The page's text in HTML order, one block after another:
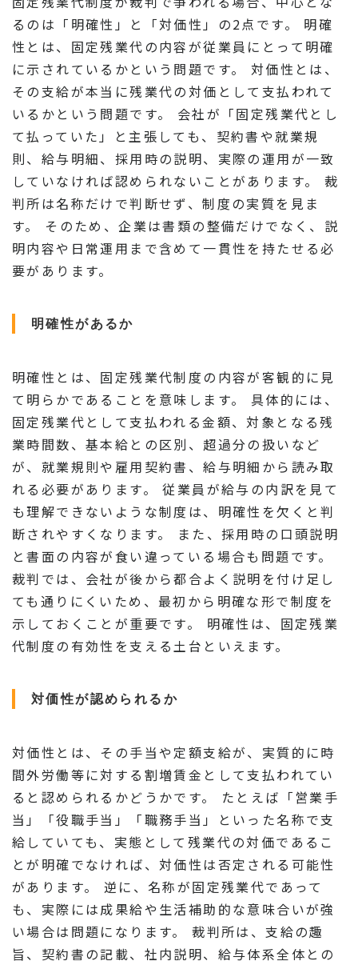
るのは「明確性」と「対価性」の2点です。 明確
性とは、固定残業代の内容が従業員にとって明確
に示されているかという問題です。 対価性とは、
その支給が本当に残業代の対価として支払われて
いるかという問題です。 会社が「固定残業代とし
て払っていた」と主張しても、契約書や就業規
則、給与明細、採用時の説明、実際の運用が一致
していなければ認められないことがあります。 裁
判所は名称だけで判断せず、制度の実質を見ま
す。 そのため、企業は書類の整備だけでなく、説
明内容や日常運用まで含めて一貫性を持たせる必
要があります。
明確性があるか
明確性とは、固定残業代制度の内容が客観的に見
て明らかであることを意味します。 具体的には、
固定残業代として支払われる金額、対象となる残
業時間数、基本給との区別、超過分の扱いなど
が、就業規則や雇用契約書、給与明細から読み取
れる必要があります。 従業員が給与の内訳を見て
も理解できないような制度は、明確性を欠くと判
断されやすくなります。 また、採用時の口頭説明
と書面の内容が食い違っている場合も問題です。
裁判では、会社が後から都合よく説明を付け足し
ても通りにくいため、最初から明確な形で制度を
示しておくことが重要です。 明確性は、固定残業
代制度の有効性を支える土台といえます。
対価性が認められるか
対価性とは、その手当や定額支給が、実質的に時
間外労働等に対する割増賃金として支払われてい
ると認められるかどうかです。 たとえば「営業手
当」「役職手当」「職務手当」といった名称で支
給していても、実態として残業代の対価であるこ
とが明確でなければ、対価性は否定される可能性
があります。 逆に、名称が固定残業代であって
も、実際には成果給や生活補助的な意味合いが強
い場合は問題になります。 裁判所は、支給の趣
旨、契約書の記載、社内説明、給与体系全体との